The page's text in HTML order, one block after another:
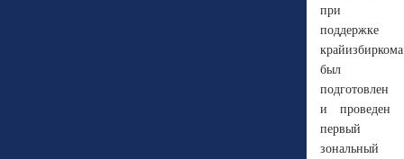
при
поддержке
крайизбиркома
был
подготовлен
и проведен
первый
зональный